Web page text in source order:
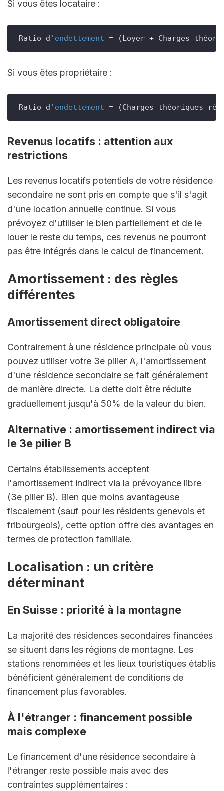
Si vous êtes locataire :
Ratio d 'endettement = (Loyer + Charges
Si vous êtes propriétaire :
Ratio d 'endettement
Revenus locatifs : attention aux
restrictions
Les revenus locatifs potentiels de votre résidence
secondaire ne sont pris en compte que s'il s'agit
d'une location annuelle continue. Si vous
prévoyez d'utiliser le bien partiellement et de le
louer le reste du temps, ces revenus ne pourront
pas être intégrés dans le calcul de financement.
Amortissement : des règles
différentes
Amortissement direct obligatoire
Contrairement à une résidence principale où vous
pouvez utiliser votre 3e pilier A, l'amortissement
d'une résidence secondaire se fait généralement
de manière directe. La dette doit être réduite
graduellement jusqu'à 50% de la valeur du bien.
Alternative : amortissement indirect via
le 3e pilier B
Certains établissements acceptent
l'amortissement indirect via la prévoyance libre
(3e pilier B). Bien que moins avantageuse
fiscalement (sauf pour les résidents genevois et
fribourgeois), cette option offre des avantages en
termes de protection familiale.
Localisation : un critère
déterminant
En Suisse : priorité à la montagne
La majorité des résidences secondaires financées
se situent dans les régions de montagne. Les
stations renommées et les lieux touristiques établis
bénéficient généralement de conditions de
financement plus favorables.
À l'étranger : financement possible
mais complexe
Le financement d'une résidence secondaire à
l'étranger reste possible mais avec des
contraintes supplémentaires :